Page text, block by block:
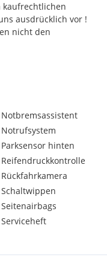
kaufrechtlichen
ausdrücklich vor !
nicht den
Notbremsassistent
Notrufsystem
Parksensor hinten
Reifendruckkontrolle
Rückfahrkamera
Schaltwippen
Seitenairbags
Serviceheft